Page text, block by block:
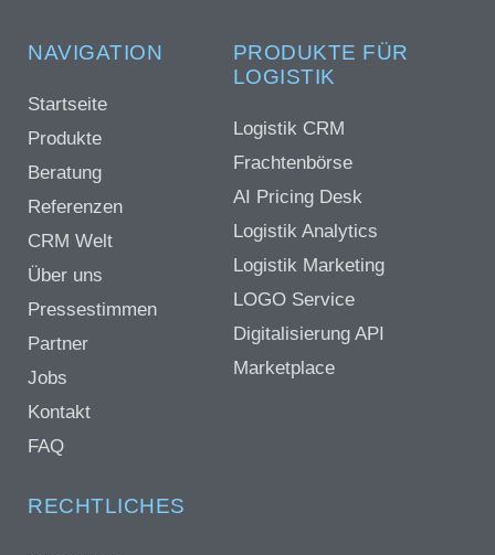
NAVIGATION
Startseite
Produkte
Beratung
Referenzen
CRM Welt
Über uns
Pressestimmen
Partner
Jobs
Kontakt
FAQ
PRODUKTE FÜR
LOGISTIK
Logistik CRM
Frachtenbörse
AI Pricing Desk
Logistik Analytics
Logistik Marketing
LOGO Service
Digitalisierung API
Marketplace
RECHTLICHES